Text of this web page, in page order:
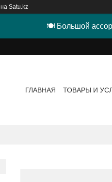
на Satu.kz
🍽 Большой
ГЛАВНАЯ ТОВАРЫ И